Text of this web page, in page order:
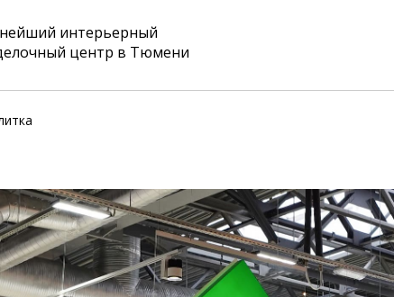
интерьерный
центр в Тюмени